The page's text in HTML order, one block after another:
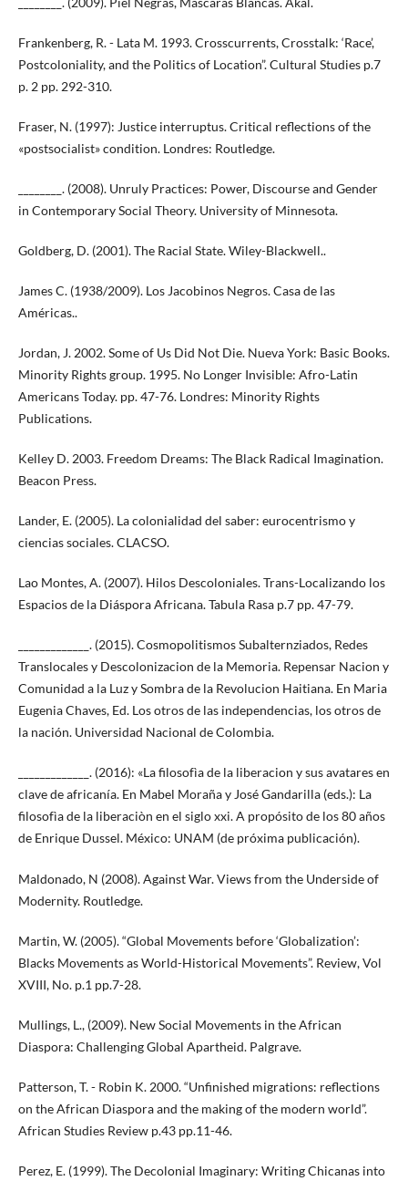
Frankenberg, R. - Lata M. 1993. Crosscurrents, Crosstalk: ‘Race’,
Postcoloniality, and the Politics of Location”. Cultural Studies p.7
p. 2 pp. 292-310.
Fraser, N. (1997): Justice interruptus. Critical reflections of the
«postsocialist» condition. Londres: Routledge.
________. (2008). Unruly Practices: Power, Discourse and Gender
in Contemporary Social Theory. University of Minnesota.
Goldberg, D. (2001). The Racial State. Wiley-Blackwell..
James C. (1938/2009). Los Jacobinos Negros. Casa de las
Américas..
Jordan, J. 2002. Some of Us Did Not Die. Nueva York: Basic Books.
Minority Rights group. 1995. No Longer Invisible: Afro-Latin
Americans Today. pp. 47-76. Londres: Minority Rights
Publications.
Kelley D. 2003. Freedom Dreams: The Black Radical Imagination.
Beacon Press.
Lander, E. (2005). La colonialidad del saber: eurocentrismo y
ciencias sociales. CLACSO.
Lao Montes, A. (2007). Hilos Descoloniales. Trans-Localizando los
Espacios de la Diáspora Africana. Tabula Rasa p.7 pp. 47-79.
_____________. (2015). Cosmopolitismos Subalternziados, Redes
Translocales y Descolonizacion de la Memoria. Repensar Nacion y
Comunidad a la Luz y Sombra de la Revolucion Haitiana. En Maria
Eugenia Chaves, Ed. Los otros de las independencias, los otros de
la nación. Universidad Nacional de Colombia.
_____________. (2016): «La filosofìa de la liberacion y sus avatares en
clave de africanía. En Mabel Moraña y José Gandarilla (eds.): La
filosofìa de la liberaciòn en el siglo xxi. A propósito de los 80 años
de Enrique Dussel. México: UNAM (de próxima publicación).
Maldonado, N (2008). Against War. Views from the Underside of
Modernity. Routledge.
Martin, W. (2005). “Global Movements before ‘Globalization’:
Blacks Movements as World-Historical Movements”. Review, Vol
XVIII, No. p.1 pp.7-28.
Mullings, L., (2009). New Social Movements in the African
Diaspora: Challenging Global Apartheid. Palgrave.
Patterson, T. - Robin K. 2000. “Unfinished migrations: reflections
on the African Diaspora and the making of the modern world”.
African Studies Review p.43 pp.11-46.
Perez, E. (1999). The Decolonial Imaginary: Writing Chicanas into